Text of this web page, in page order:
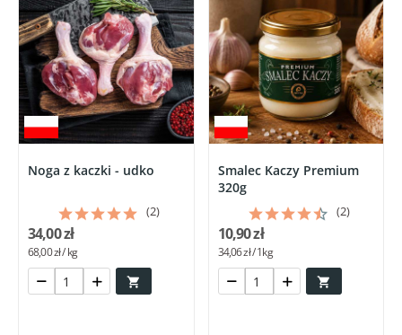
Noga z kaczki - udko
(2)

34,00 zł
68,00 zł / kg
Smalec Kaczy Premium
320g
(2)

10,90 zł
34,06 zł / 1kg